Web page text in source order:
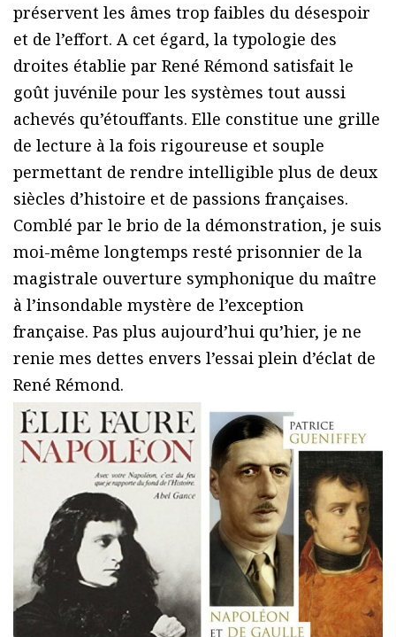
préservent les âmes trop faibles du désespoir
et de l’effort. A cet égard, la typologie des
droites établie par René Rémond satisfait le
goût juvénile pour les systèmes tout aussi
achevés qu’étouffants. Elle constitue une grille
de lecture à la fois rigoureuse et souple
permettant de rendre intelligible plus de deux
siècles d’histoire et de passions françaises.
Comblé par le brio de la démonstration, je suis
moi-même longtemps resté prisonnier de la
magistrale ouverture symphonique du maître
à l’insondable mystère de l’exception
française. Pas plus aujourd’hui qu’hier, je ne
renie mes dettes envers l’essai plein d’éclat de
René Rémond.